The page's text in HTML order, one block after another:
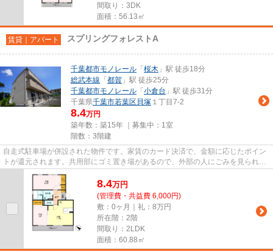
間取り：3DK
面積：56.13㎡
賃貸｜アパート スプリングフォレストA
千葉都市モノレール 「 桜木 」駅 徒歩18分
総武本線 「 都賀 」駅 徒歩25分
千葉都市モノレール 「 小倉台 」駅 徒歩31分
千葉県千葉市若葉区 貝塚 １丁目7-2
8.4万円
築年数：築15年 ｜募集中： 1室
階数：3階建
自走式駐車場が併設された物件です。家賃のカード決済で、金額に応じたポイン
トが還元されます。共用部にゴミ置き場があるので、外部の人にごみを見られた
り持っていかれるリスクが低...
8.4万円
(管理費・共益費 6,000円)
敷：0ヶ月｜礼：8万円
所在階：2階
間取り：2LDK
面積：60.88㎡